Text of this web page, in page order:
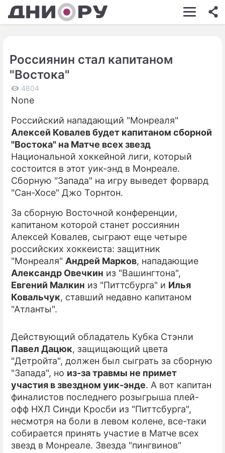
ШОУ-БИЗНЕС
КИНО
ЭКОНОМИКА
ПРОИСШЕСТВИЯ
СОННИК
СТИЛЬ ЖИЗНИ
ИГРЫ
ПРЕСС-РЕЛИЗЫ
О ПРОЕКТЕ
Россиянин стал капитаном
"Востока"
4804
None
Российский нападающий "Монреаля"
Алексей Ковалев будет капитаном сборной
"Востока" на Матче всех звезд
Национальной хоккейной лиги, который
состоится в этот уик-энд в Монреале.
Сборную "Запада" на игру выведет форвард
"Сан-Хосе" Джо Торнтон.
За сборную Восточной конференции,
капитаном которой станет россиянин
Алексей Ковалев, сыграют еще четыре
российских хоккеиста: защитник
"Монреаля" Андрей Марков, нападающие
Александр Овечкин из "Вашингтона",
Евгений Малкин из "Питтсбурга" и Илья
Ковальчук, ставший недавно капитаном
"Атланты".
Действующий обладатель Кубка Стэнли
Павел Дацюк, защищающий цвета
"Детройта", должен был сыграть за сборную
"Запада", но из-за травмы не примет
участия в звездном уик-энде. А вот капитан
финалистов последнего розыгрыша плей-
офф НХЛ Синди Кросби из "Питтсбурга",
несмотря на боли в левом колене, все-таки
собирается принять участие в Матче всех
звезд в Монреале. Звезда "пингвинов"